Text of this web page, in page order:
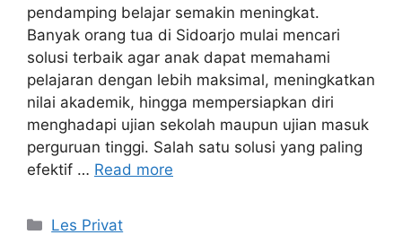
pendamping belajar semakin meningkat.
Banyak orang tua di Sidoarjo mulai mencari
solusi terbaik agar anak dapat memahami
pelajaran dengan lebih maksimal, meningkatkan
nilai akademik, hingga mempersiapkan diri
menghadapi ujian sekolah maupun ujian masuk
perguruan tinggi. Salah satu solusi yang paling
efektif … Read more
Categories
Les Privat